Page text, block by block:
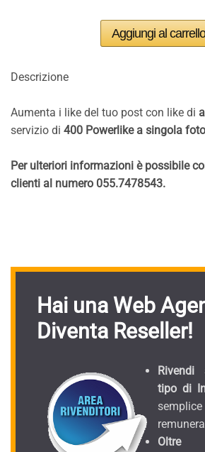
Descrizione
Aumenta i like del tuo post con like di
servizio di 400 Powerlike a singola
Per ulteriori informazioni è possibile
clienti al numero 055.7478543.
Hai una Web
Diventa Reseller!
Rivendi
tipo di
Oltre